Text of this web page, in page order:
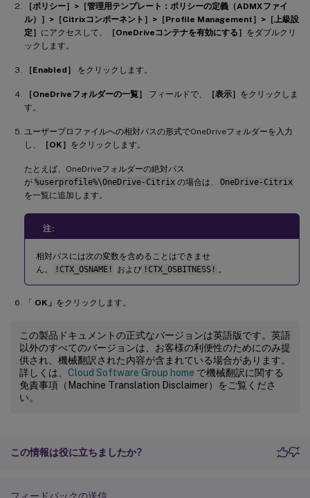
［ポリシー］>［管理用テンプレート：ポリシーの定義（ADMXファイ
ル）］>［Citrixコンポーネント］>［Profile Management］>［上級設
定］ にアクセスして、 ［OneDriveコンテナを有効にする］ をダブルクリ
ックします。
［Enabled］ をクリックします。
［OneDriveフォルダーの一覧］ フィールドで、 ［表示］ をクリックしま
す。
ユーザープロファイルへの相対パスの形式でOneDriveフォルダーを入力
し、
［OK］ をクリックします。
たとえば、OneDriveフォルダーの絶対パス
が %userprofile%\OneDrive-Citrix の場合は、
OneDrive-Citrix
を一覧に追加します。
注:
相対パスには次の変数を含めることはできませ
ん。
!CTX_OSNAME! および !CTX_OSBITNESS! 。
「 OK」 をクリックします。
この製品ドキュメントの正式なバージョンは英語版です。英語
以外のすべてのバージョンは、お客様の利便性のためにのみ提
供され、機械翻訳された内容が含まれている場合があります。
詳しくは、 Cloud Software Group home で機械翻訳に関する
免責事項（Machine Translation Disclaimer）をご覧くださ
い。
この情報は役に立ちましたか?
フィードバックの送信